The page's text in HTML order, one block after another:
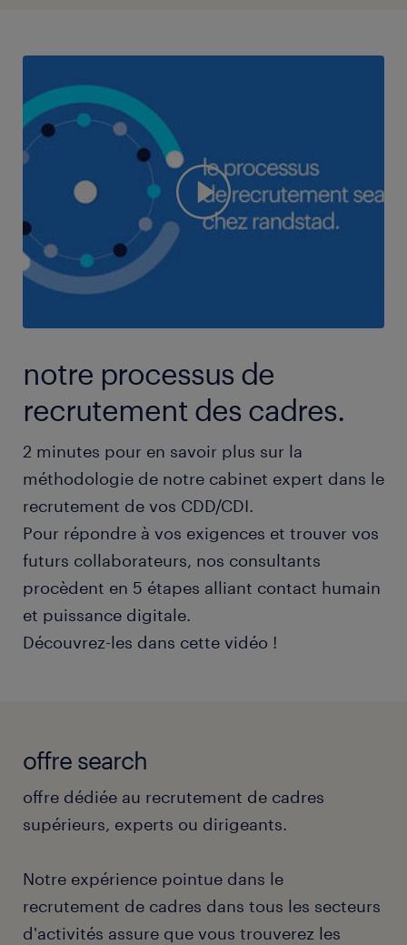
notre processus de
recrutement des cadres.
2 minutes pour en savoir plus sur la
méthodologie de notre cabinet expert dans le
recrutement de vos CDD/CDI.
Pour répondre à vos exigences et trouver vos
futurs collaborateurs, nos consultants
procèdent en 5 étapes alliant contact humain
et puissance digitale.
Découvrez-les dans cette vidéo !
offre search
offre dédiée au recrutement de cadres
supérieurs, experts ou dirigeants.
Notre expérience pointue dans le
recrutement de cadres dans tous les secteurs
d'activités assure que vous trouverez les